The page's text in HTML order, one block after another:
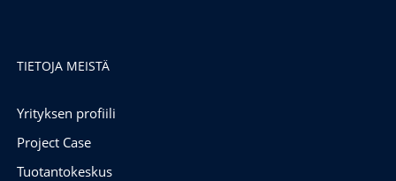
TIETOJA MEISTÄ
Yrityksen profiili
Project Case
Tuotantokeskus